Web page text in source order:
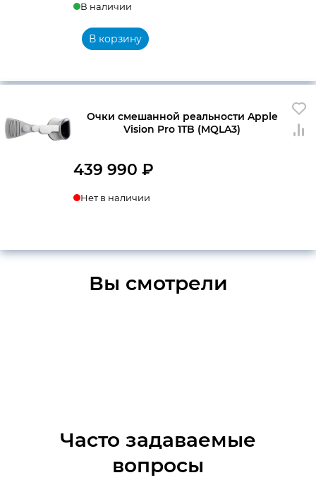
990 ₽.
В наличии
В корзину
Очки смешанной реальности Apple
Vision Pro 1TB (MQLA3)
439 990 ₽
Нет в наличии
Вы смотрели
Часто задаваемые
вопросы